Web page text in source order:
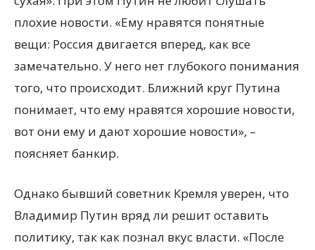
плохие новости. «Ему нравятся понятные
вещи: Россия двигается вперед, как все
замечательно. У него нет глубокого понимания
того, что происходит. Ближний круг Путина
понимает, что ему нравятся хорошие новости,
вот они ему и дают хорошие новости», –
поясняет банкир.
Однако бывший советник Кремля уверен, что
Владимир Путин вряд ли решит оставить
политику, так как познал вкус власти. «После